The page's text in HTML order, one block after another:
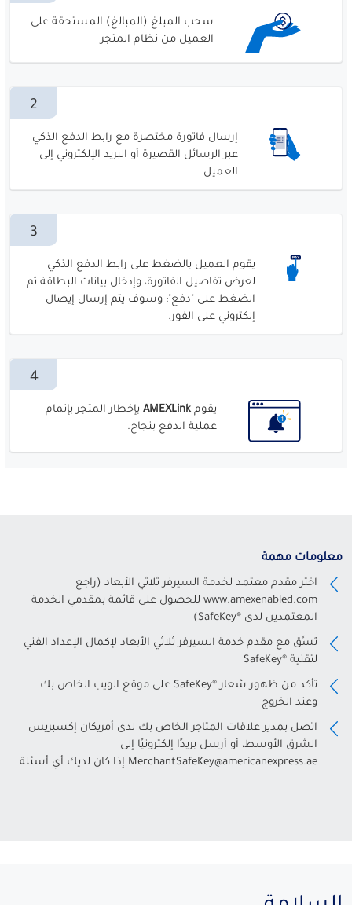
سحب المبلغ (المبالغ) المستحقة على
العميل من نظام المتجر
2
إرسال فاتورة مختصرة مع رابط الدفع الذكي
عبر الرسائل القصيرة أو البريد الإلكتروني إلى
العميل
3
يقوم العميل بالضغط على رابط الدفع الذكي
لعرض تفاصيل الفاتورة، وإدخال بيانات البطاقة ثم
الضغط على "دفع"؛ وسوف يتم إرسال إيصال
إلكتروني على الفور.
4
يقومAMEXLink بإخطار المتجر بإتمام
عملية الدفع بنجاح.
معلومات مهمة
اختر مقدم معتمد لخدمة السيرفر ثلاثي الأبعاد (راجع
www.amexenabled.com للحصول على قائمة بمقدمي الخدمة
المعتمدين لدى ®SafeKey)
نَسِّق مع مقدم خدمة السيرفر ثلاثي الأبعاد لإكمال الإعداد الفني
لتقنية ®SafeKey
تأكد من ظهور شعار ®SafeKey على موقع الويب الخاص بك
وعند الخروج
اتصل بمدير علاقات المتاجر الخاص بك لدى أمريكان إكسبريس
الشرق الأوسط، أو أرسل بريدًا إلكترونيًا إلى
MerchantSafeKey@americanexpress.ae إذا كان لديك أي أسئلة